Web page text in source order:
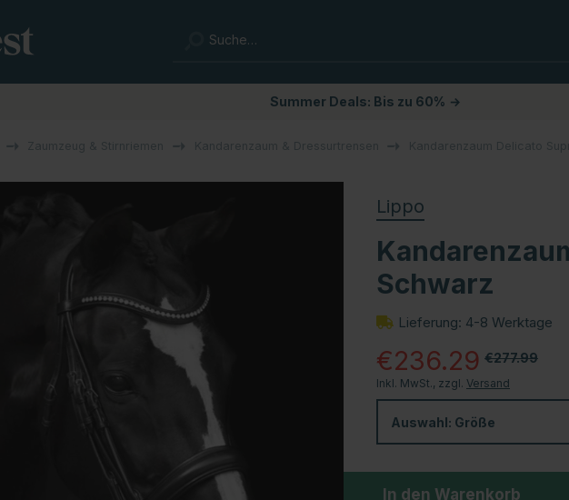
Summer Deals: Bis zu 60% →
Lippo
Schwarz
Lieferung: 4-8 Werktage
€277.99
€236.29
Inkl. MwSt., zzgl. Versand
Auswahl: Größe
In den Warenkorb